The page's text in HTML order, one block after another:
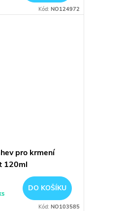
Kód: NO124972
pro krmení
120ml
DO KOŠÍKU
Kód: NO103585